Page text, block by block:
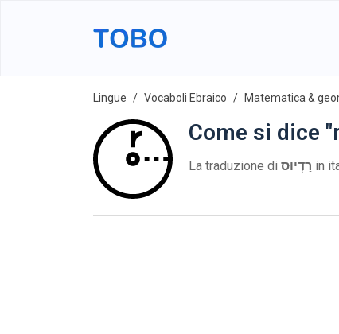
Lingue Vocaboli Ebraico Matematica &
Come si dice
La traduzione di רַדְיוּס in